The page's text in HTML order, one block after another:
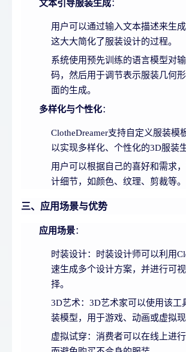
文本引导服装生成：
用户可以通过输入文本描述来生成
这大大简化了服装设计的过程。
系统使用预先训练的语言模型对
码，然后用于调节表示服装几何
面的生成。
多样化与个性化：
ClotheDreamer支持自定义服装模
以实现多样化、个性化的3D服装生
用户可以根据自己的喜好和需求
计细节，如颜色、纹理、剪裁等。
三、应用场景与优势
应用场景：
时装设计：时装设计师可以利用
速生成多个设计方案，并进行可
择。
3D艺术：3D艺术家可以使用该工
装模型，用于游戏、动画或虚拟现
虚拟试穿：消费者可以在线上进